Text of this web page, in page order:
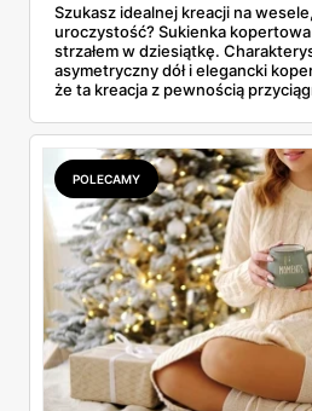
Szukasz idealnej kreacji na
uroczystość? Sukienka
strzałem w dziesiątkę.
asymetryczny dół i elegancki
że ta kreacja z pewnością
POLECAMY